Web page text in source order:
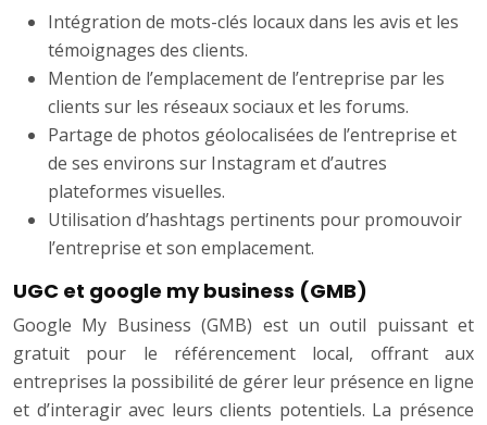
Intégration de mots-clés locaux dans les avis et les
témoignages des clients.
Mention de l’emplacement de l’entreprise par les
clients sur les réseaux sociaux et les forums.
Partage de photos géolocalisées de l’entreprise et
de ses environs sur Instagram et d’autres
plateformes visuelles.
Utilisation d’hashtags pertinents pour promouvoir
l’entreprise et son emplacement.
UGC et google my business (GMB)
Google My Business (GMB) est un outil puissant et
gratuit pour le référencement local, offrant aux
entreprises la possibilité de gérer leur présence en ligne
et d’interagir avec leurs clients potentiels. La présence